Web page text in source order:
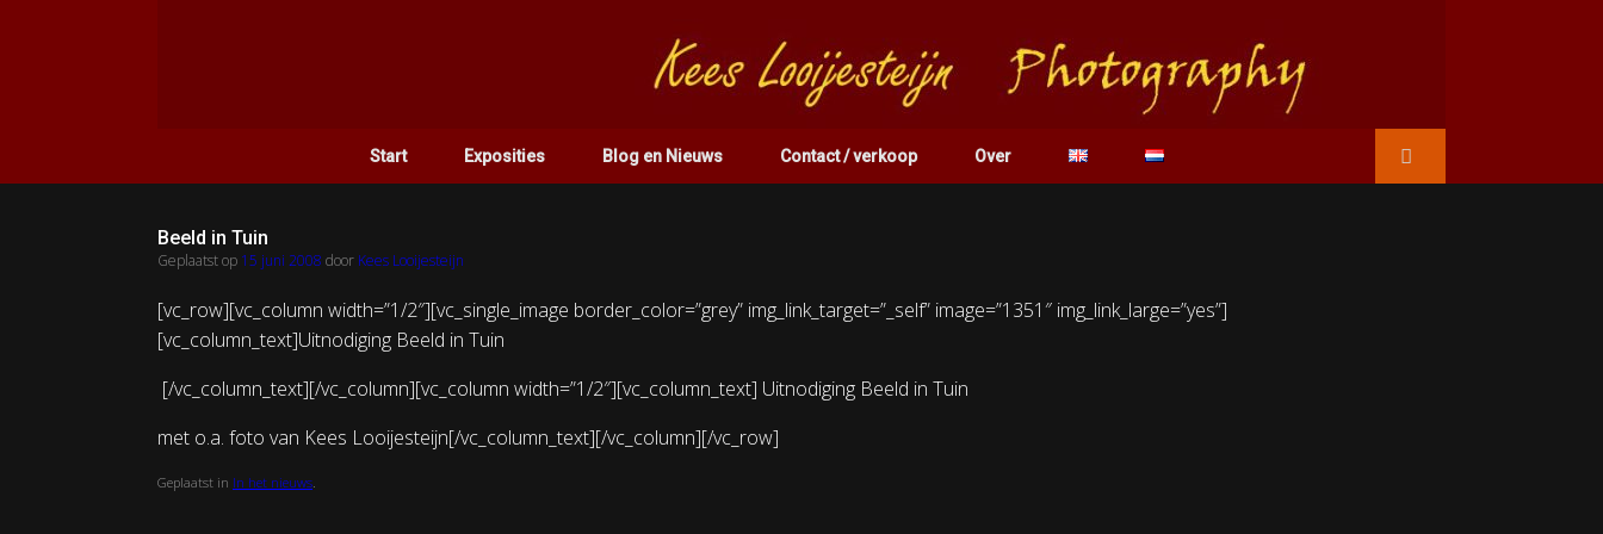
Start Exposities Blog en Nieuws Contact / verkoop Over
Beeld in Tuin
Geplaatst op 15 juni 2008 door Kees Looijesteijn
[vc_row][vc_column width=”1/2″][vc_single_image border_color=”grey” img_link_target=”_self” image=”1351″ img_link_large=”yes”]
[vc_column_text]Uitnodiging Beeld in Tuin
[/vc_column_text][/vc_column][vc_column width=”1/2″][vc_column_text] Uitnodiging Beeld in Tuin
met o.a. foto van Kees Looijesteijn[/vc_column_text][/vc_column][/vc_row]
Geplaatst in In het nieuws